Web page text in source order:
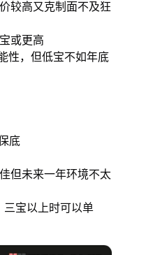
较高又克制面不及狂
或更高
性，但低宝不如年底
底
但未来一年环境不太
宝以上时可以单